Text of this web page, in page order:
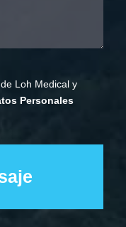
de Loh Medical y
Personales